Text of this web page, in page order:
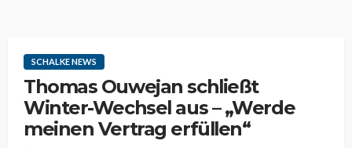
SCHALKE NEWS
Thomas Ouwejan schließt
Winter-Wechsel aus – „Werde
meinen Vertrag erfüllen“